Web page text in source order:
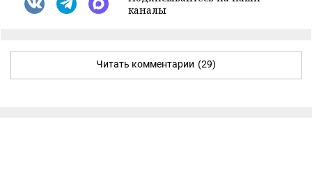
каналы
Читать комментарии (29)